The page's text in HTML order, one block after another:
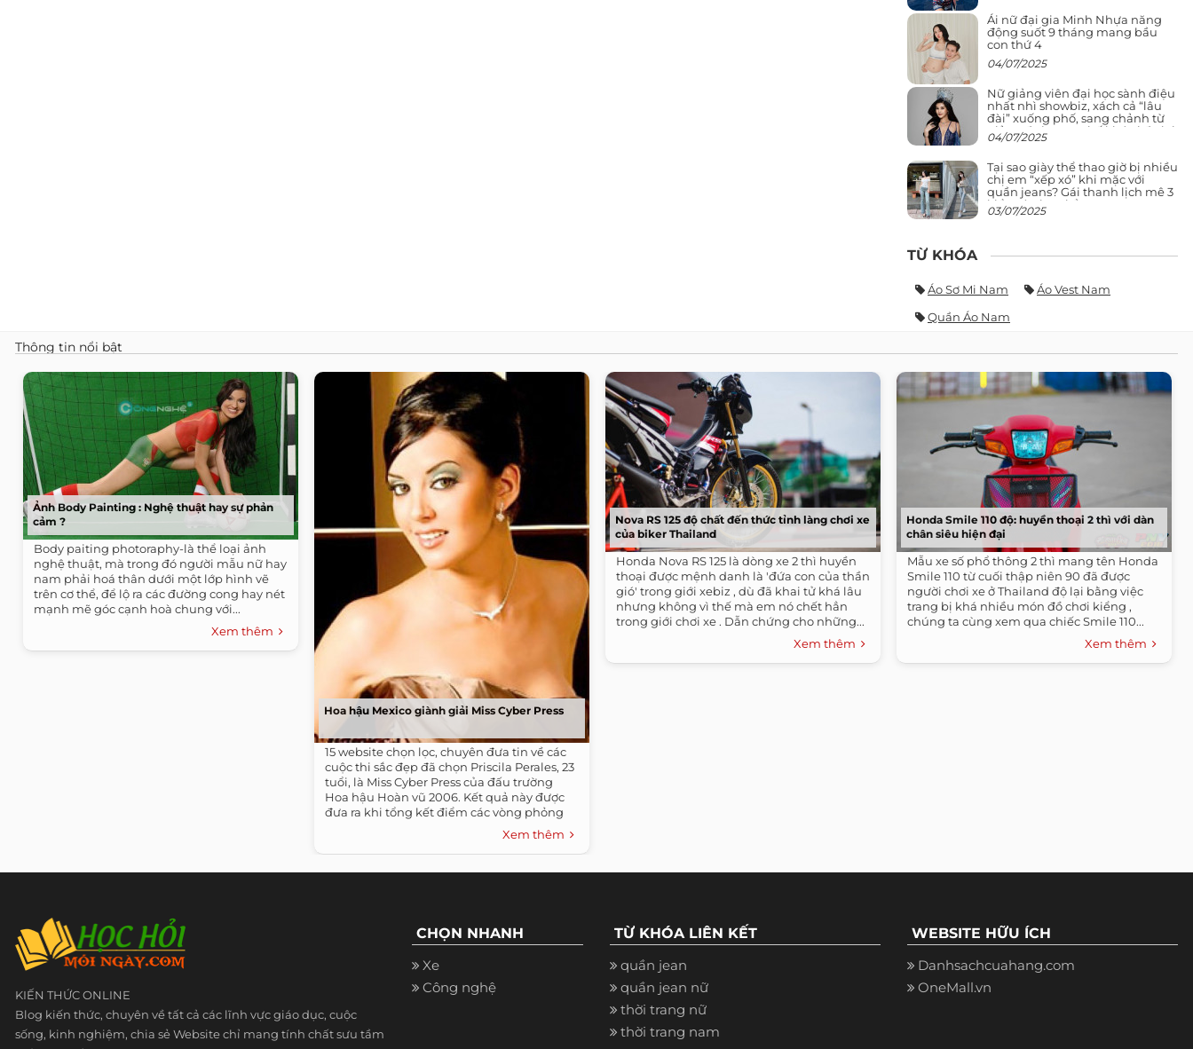
Ái nữ đại gia Minh Nhựa năng
động suốt 9 tháng mang bầu
con thứ 4
04/07/2025
Nữ giảng viên đại học sành điệu
nhất nhì showbiz, xách cả “lâu
đài” xuống phố, sang chảnh từ
giảng đường ra phố khó ai đọ lại
04/07/2025
Tại sao giày thể thao giờ bị nhiều
chị em “xếp xó” khi mặc với
quần jeans? Gái thanh lịch mê 3
kiểu này hơn hẳn
03/07/2025
TỪ KHÓA
Áo Sơ Mi Nam
Áo Vest Nam
Quần Áo Nam
Thông tin nổi bật
Ảnh Body Painting : Nghệ thuật hay sự phản
cảm ?
Body paiting photoraphy-là thể loại ảnh
nghệ thuật, mà trong đó người mẫu nữ hay
nam phải hoá thân dưới một lớp hình vẽ
trên cơ thể, để lộ ra các đường cong hay nét
mạnh mẽ góc cạnh hoà chung với...
Xem thêm
Hoa hậu Mexico giành giải Miss Cyber Press
15 website chọn lọc, chuyên đưa tin về các
cuộc thi sắc đẹp đã chọn Priscila Perales, 23
tuổi, là Miss Cyber Press của đấu trường
Hoa hậu Hoàn vũ 2006. Kết quả này được
đưa ra khi tổng kết điểm các vòng phỏng
vấn, trình diễn áo tắm và trang phục dạ hội.
Xem thêm
Nova RS 125 độ chất đến thức tỉnh làng chơi xe
của biker Thailand
Honda Nova RS 125 là dòng xe 2 thì huyền
thoại được mệnh danh là 'đứa con của thần
gió' trong giới xebiz , dù đã khai tử khá lâu
nhưng không vì thế mà em nó chết hẳn
trong giới chơi xe . Dẫn chứng cho những...
Xem thêm
Honda Smile 110 độ: huyền thoại 2 thì với dàn
chân siêu hiện đại
Mẫu xe số phổ thông 2 thì mang tên Honda
Smile 110 từ cuối thập niên 90 đã được
người chơi xe ở Thailand độ lại bằng việc
trang bị khá nhiều món đồ chơi kiểng ,
chúng ta cùng xem qua chiếc Smile 110...
Xem thêm
KIẾN THỨC ONLINE
Blog kiến thức, chuyên về tất cả các lĩnh vực giáo dục, cuộc
sống, kinh nghiệm, chia sẻ Website chỉ mang tính chất sưu tầm
CHỌN NHANH
Xe
Công nghệ
TỪ KHÓA LIÊN KẾT
quần jean
quần jean nữ
thời trang nữ
thời trang nam
WEBSITE HỮU ÍCH
Danhsachcuahang.com
OneMall.vn